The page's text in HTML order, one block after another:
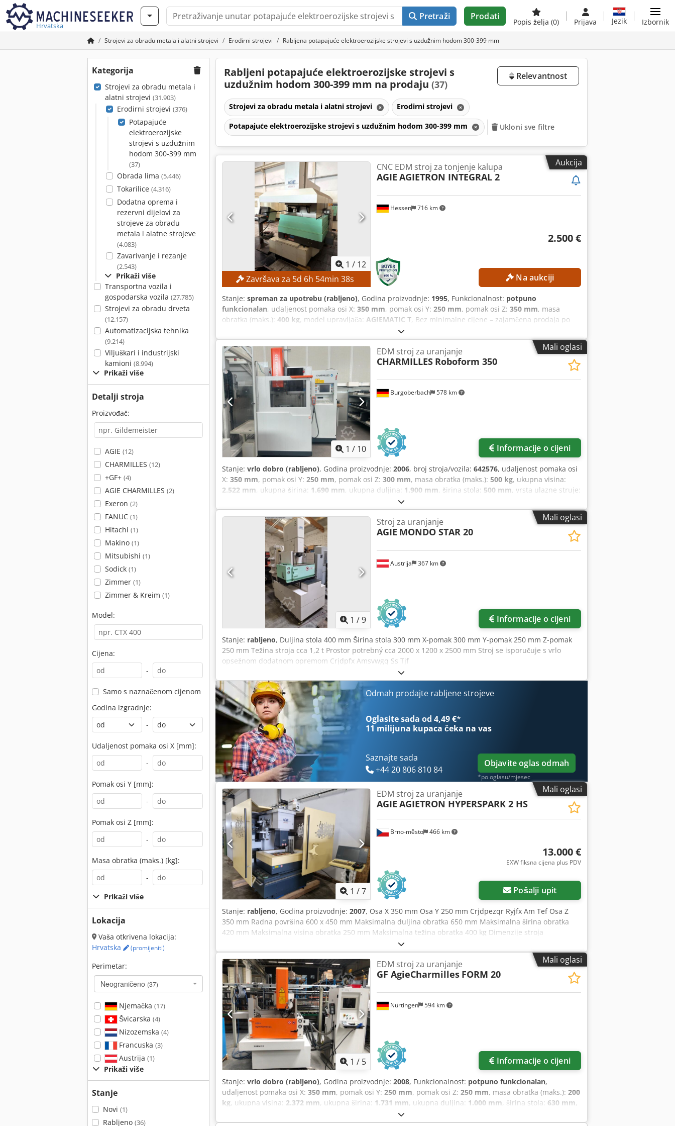
Hrvatska
Pretraži Prodati
Popis želja (0) Prijava Jezik Izbornik
Strojevi za obradu metala i alatni strojevi Erodirni strojevi Rabljena potapajuće elektroerozijske strojevi s uzdužnim hodom 300-399 mm
Kategorija
Strojevi za obradu metala i
alatni strojevi (31.903)
Erodirni strojevi (376)
Potapajuće
elektroerozijske
strojevi s uzdužnim
hodom 300-399 mm
(37)
Obrada lima (5.446)
Tokarilice (4.316)
Dodatna oprema i
rezervni dijelovi za
strojeve za obradu
metala i alatne strojeve
(4.083)
Zavarivanje i rezanje
(2.543)
Prikaži više
Transportna vozila i
gospodarska vozila (27.785)
Strojevi za obradu drveta
(12.157)
Automatizacijska tehnika
(9.214)
Viljuškari i industrijski
kamioni (8.994)
Prikaži više
Detalji stroja
Proizvođač:
AGIE (12)
CHARMILLES (12)
+GF+ (4)
AGIE CHARMILLES (2)
Exeron (2)
FANUC (1)
Hitachi (1)
Makino (1)
Mitsubishi (1)
Sodick (1)
Zimmer (1)
Zimmer & Kreim (1)
Model:
Cijena:
-
Samo s naznačenom cijenom
Godina izgradnje:
-
Udaljenost pomaka osi X [mm]:
-
Pomak osi Y [mm]:
-
Pomak osi Z [mm]:
-
Masa obratka (maks.) [kg]:
-
Prikaži više
Lokacija
Vaša otkrivena lokacija:
Hrvatska
(promijeniti)
Perimetar:
Neograničeno (37)
Njemačka (17)
Švicarska (4)
Nizozemska (4)
Francuska (3)
Austrija (1)
Prikaži više
Stanje
Novi (1)
Rabljeno (36)
Rabljeni potapajuće elektroerozijske strojevi s
uzdužnim hodom 300-399 mm na prodaju (37)
Relevantnost
Strojevi za obradu metala i alatni strojevi Erodirni strojevi
Potapajuće elektroerozijske strojevi s uzdužnim hodom 300-399 mm Ukloni sve filtre
Aukcija
1 / 12
Završava za 5d 6h 54min37s
Hessen 716 km
CNC EDM stroj za tonjenje kalupa
AGIE AGIETRON INTEGRAL 2
2.500 €
Na aukciji
Stanje: spreman za upotrebu (rabljeno), Godina proizvodnje: 1995, Funkcionalnost: potpuno
funkcionalan, udaljenost pomaka osi X: 350 mm, pomak osi Y: 250 mm, pomak osi Z: 350 mm, masa
obratka (maks.): 400 kg, model upravljača: AGIEMATIC T, Bez minimalne cijene – zajamčena prodaja po
najvišoj ponudi! TEHNIČKE KARAKTERISTIKE Hod osi X: 350 mm Hod osi Y: 250 mm Hod osi Z: 350 mm
Crodpszpypnsfx Am Tsf Brzi hod: približno 720 mm/min Osi: 4 (X, Y, Z, C) Radni prostor Dimenzije stola:
600 × 450 mm Maksimalne dimenzije obratka: približno 860 × 620 × 350 mm Maksimalna težina obratka:
400 kg Maksimalna težina elektrode: 100 kg Unutarnje dimenzije radne posude: približno 830 × 590 × 350
mm Udaljenost između stola i stezne glave: 170 – 520 mm DETALJI O STROJU Upravljački sustav:
AGIEMATIC T Generator: AGIEPULS 60 Priključak na električnu mrežu: 400 V / 50 Hz Dimenzije i težina
Dimenzije (D x Š x V): približno 3.000 × 1.700 × 2.580 mm Težina stroja: približno 2.550 kg
Mali oglasi
1 / 10
Burgoberbach 578 km
EDM stroj za uranjanje
CHARMILLES Roboform 350
Informacije o cijeni
Stanje: vrlo dobro (rabljeno), Godina proizvodnje: 2006, broj stroja/vozila: 642576, udaljenost pomaka osi
X: 350 mm, pomak osi Y: 250 mm, pomak osi Z: 300 mm, masa obratka (maks.): 500 kg, ukupna visina:
2.522 mm, ukupna širina: 1.690 mm, ukupna duljina: 1.900 mm, širina stola: 500 mm, vrsta ulazne struje:
2.350 kg
EDM stroj za upuštanje marke Charmilles, model Roboform 350. Stroj je u iznimno očuvanom i tehnički
besprijekornom stanju. Tehnički podaci: Godina proizvodnje: 2006 Broj stroja: 642576 Hodi osi X, Y, Z: 350
x 250 x 300 mm Dimenzije stola: 400 x 500 mm Maks. težina obratka: 500 kg Maks. težina elektrode: 50 kg
Priključna snaga: 7,5 kVA Struja: 10,6 A Napon: 400 V / 3 faze / 50 Hz Težina stroja: 2.350 kg Dimenzije (D,
Š, V): 1.900 x 1.690 x 2.522 mm Ponuda ne uključuje stezne uređaje ili prihvate; mogu se ponuditi zasebno
prema potrebi. Na zahtjev možemo organizirati transport i utovar, uz nadoplatu, na području cijele
Europe. Cijene su bez PDV-a. Razgledavanje moguć po dogovoru. Kontaktirajte nas – naš tim Vam je rado
na raspolaganju. Moguća zamjena ili otkup! Kupnja/prodaja strojeva KUPNJA / PRODAJA STROJEVA ZA
PROIZVODNJU I OBRADU METALA I DRUGO. Trebate kvalitetan, a povoljan stroj za obradu metala za svoju
proizvodnju? Ili želite prodati svoj stroj? Crjdpfoykrcksx Am Tsf Za više informacija ili kontakt, posjetite
našu web stranicu.
Mali oglasi
1 /9
Austrija 367 km
Stroj za uranjanje
AGIE MONDO STAR 20
Informacije o cijeni
Stanje: rabljeno, Duljina stola 400 mm Širina stola 300 mm X-pomak 300 mm Y-pomak 250 mm Z-pomak
250 mm Težina stroja cca 1,2 t Prostor potrebný cca 2000 x 1200 x 2500 mm Stroj se isporučuje s vrlo
opsežnom dodatnom opremom Crjdpfx Amsvwgq Ss Tjf
Odmah prodajte rabljene strojeve
Oglasite sada od 4,49 €*
11 milijuna kupaca čeka na vas
Saznajte sada
+44 20 806 810 84
Objavite oglas odmah
*po oglasu/mjesec
Mali oglasi
1 /7
Brno-město 466 km
EDM stroj za uranjanje
AGIE AGIETRON HYPERSPARK 2 HS
13.000 €
EXW fiksna cijena plus PDV
Pošalji upit
Stanje: rabljeno, Godina proizvodnje: 2007, Osa X 350 mm Osa Y 250 mm Crjdpezqr Ryjfx Am Tef Osa Z
350 mm Radna površina 600 x 450 mm Maksimalna duljina obratka 650 mm Maksimalna širina obratka
420 mm Maksimalna visina obratka 250 mm Maksimalna težina obratka 400 kg Dimenzije stroja
Mali oglasi
1 / 5
Nürtingen 594 km
EDM stroj za uranjanje
GF AgieCharmilles FORM 20
Informacije o cijeni
Stanje: vrlo dobro (rabljeno), Godina proizvodnje: 2008, Funkcionalnost: potpuno funkcionalan,
udaljenost pomaka osi X: 350 mm, pomak osi Y: 250 mm, pomak osi Z: 250 mm, masa obratka (maks.): 200
kg, ukupna visina: 2.372 mm, ukupna širina: 1.731 mm, ukupna duljina: 1.000 mm, širina stola: 630 mm,
, duljina obratka (maks.):
mm, visina obratka (maks.):265 mm, GF AgieCharmilles FORM 20 Cjdpfx Amszrut Tj Tjrf Godina